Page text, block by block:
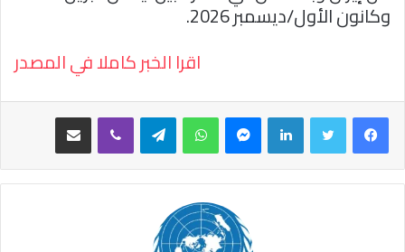
وكانون الأول/ديسمبر 2026.
اقرا الخبر كاملا في المصدر
فيسبوك لينكدإن واتساب تيلقرام